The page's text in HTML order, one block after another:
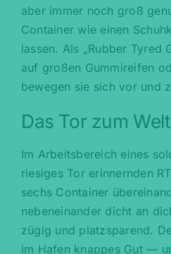
aber immer noch groß
Container wie einen
lassen. Als „Rubber Tyred
auf großen Gummireifen
bewegen sie sich vor und
Das Tor zum
Im Arbeitsbereich eines
riesiges Tor erinnernden
sechs Container
nebeneinander dicht an
zügig und platzsparend.
im Hafen knappes Gut —